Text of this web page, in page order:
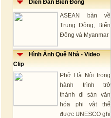
Diễn Đàn Biển Đông
ASEAN bàn về
Trung Đông, Biển
Đông và Myanmar
Hình Ảnh Quê Nhà - Video
Clip
Phở Hà Nội trong
hành trình trở
thành di sản văn
hóa phi vật thể
được UNESCO ghi